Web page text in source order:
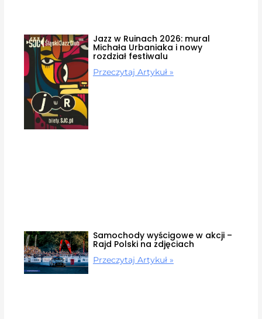
Jazz w Ruinach 2026: mural
Michała Urbaniaka i nowy
rozdział festiwalu
Przeczytaj Artykuł »
Samochody wyścigowe w akcji –
Rajd Polski na zdjęciach
Przeczytaj Artykuł »